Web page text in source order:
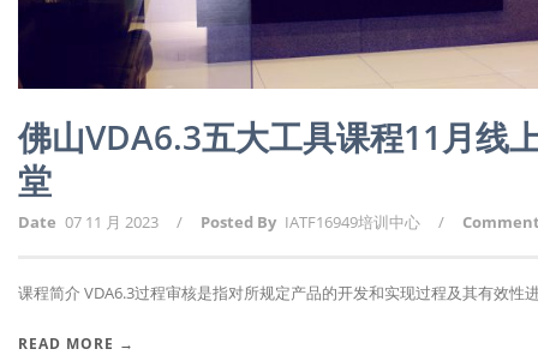
佛山VDA6.3五大工具课程11月线
堂
Date 07 11 月 2023 / Posted By IATF16949培训中心 /
课程简介 VDA6.3过程审核是指对所规定产品的开发和实现过程及其有效性
READ MORE →